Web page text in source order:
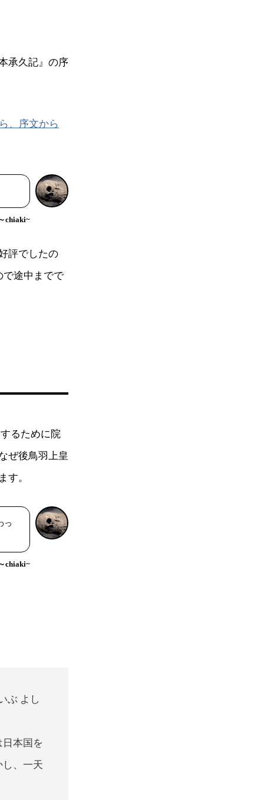
承久記』の序
、序文から
chiaki~
評でしたの
で途中までで
るために院
ぜ後鳥羽上皇
す。
っ
chiaki~
ぶ よし
日本国を
、一天